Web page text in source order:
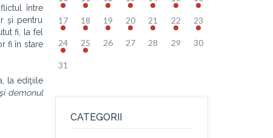
între
şi pentru
fi, la fel
fi în stare
la ediţiile
demonul
17 18 19 20 21 22 23
24 25 26 27 28 29 30
31
CATEGORII